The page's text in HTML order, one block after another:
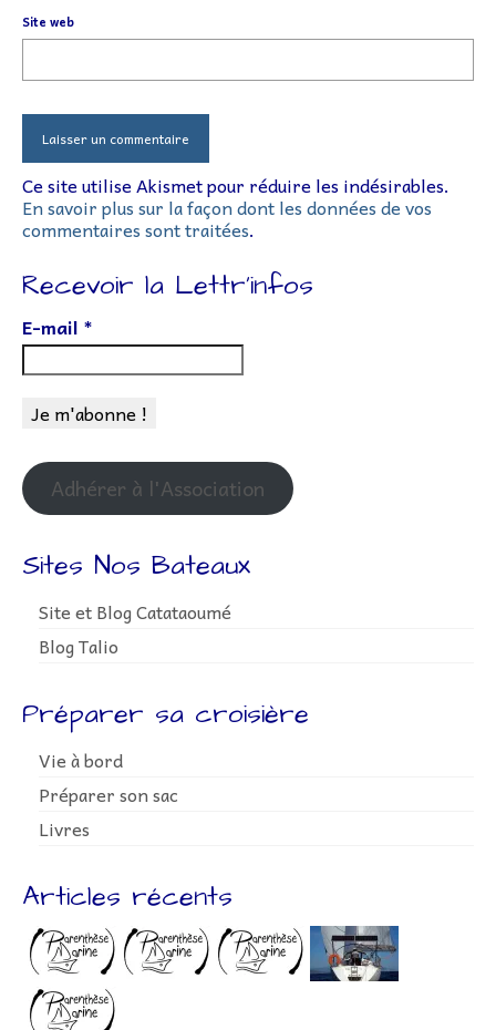
Site web
Ce site utilise Akismet pour réduire les indésirables.
En savoir plus sur la façon dont les données de vos
commentaires sont traitées.
Recevoir la Lettr’infos
E-mail *
Adhérer à l'Association
Sites Nos Bateaux
Site et Blog Catataoumé
Blog Talio
Préparer sa croisière
Vie à bord
Préparer son sac
Livres
Articles récents